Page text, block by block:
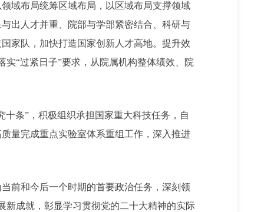
布局统筹区域布局，以区域布局支撑领域
出人才并重、院部与学部紧密结合、科研与
家队，加快打造国家创新人才高地。提升效
实“过紧日子”要求，从院属机构整体绩效、院
条”，积极组织承担国家重大科技任务，自
量完成重点实验室体系重组工作，深入推进
和今后一个时期的首要政治任务，深刻领
新成就，彰显学习贯彻党的二十大精神的实际